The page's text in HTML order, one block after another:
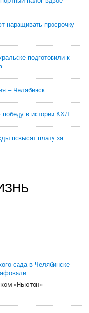
наращивать просрочку
подготовили к
– Челябинск
в истории КХЛ
повысят плату за
сада в Челябинске
«Ньютон»